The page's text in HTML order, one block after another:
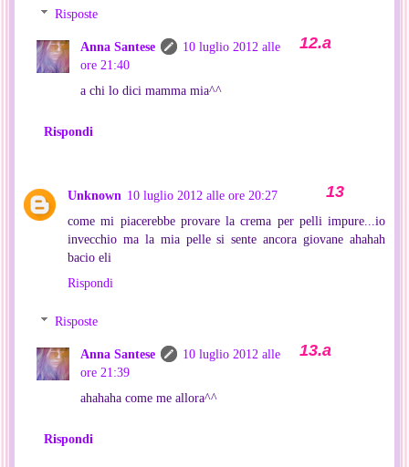
Risposte
Anna Santese
10 luglio 2012 alle
ore 21:40
a chi lo dici mamma mia^^
Rispondi
Unknown 10 luglio 2012 alle ore 20:27
come mi piacerebbe provare la crema per pelli impure...io
invecchio ma la mia pelle si sente ancora giovane ahahah
bacio eli
Rispondi
Risposte
Anna Santese
10 luglio 2012 alle
ore 21:39
ahahaha come me allora^^
Rispondi